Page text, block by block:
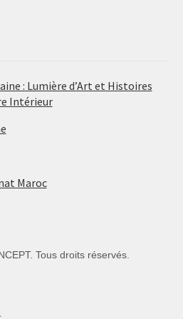
: Lumière d’Art et Histoires
Intérieur
Maroc
Tous droits réservés.